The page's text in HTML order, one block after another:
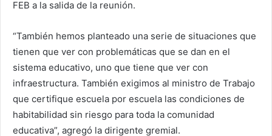
FEB a la salida de la reunión.
“También hemos planteado una serie de situaciones que
tienen que ver con problemáticas que se dan en el
sistema educativo, uno que tiene que ver con
infraestructura. También exigimos al ministro de Trabajo
que certifique escuela por escuela las condiciones de
habitabilidad sin riesgo para toda la comunidad
educativa”, agregó la dirigente gremial.